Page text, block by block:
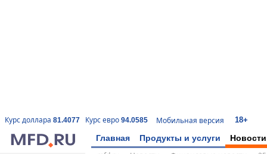
Курс доллара 81.4077 Курс евро 94.0585 Мобильная версия 18+
Главная Продукты и услуги Новости